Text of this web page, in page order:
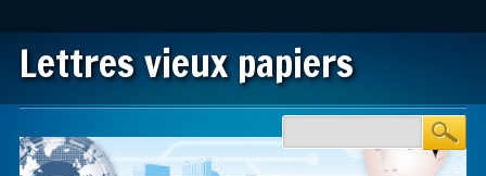
Lettres vieux papiers
Main menu